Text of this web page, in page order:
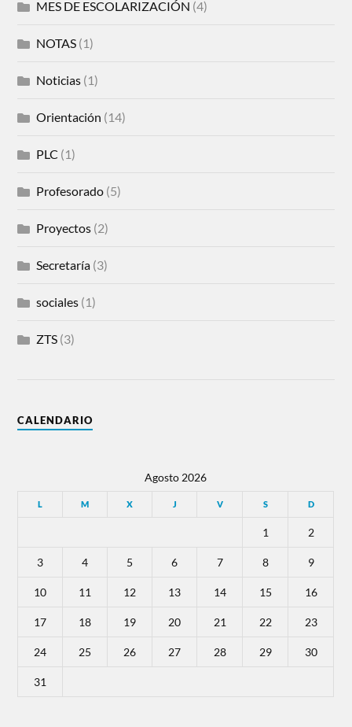
MES DE ESCOLARIZACIÓN (4)
NOTAS (1)
Noticias (1)
Orientación (14)
PLC (1)
Profesorado (5)
Proyectos (2)
Secretaría (3)
sociales (1)
ZTS (3)
CALENDARIO
Agosto 2026
L M X J V S D
1 2
3 4 5 6 7 8 9
10 11 12 13 14 15 16
17 18 19 20 21 22 23
24 25 26 27 28 29 30
31